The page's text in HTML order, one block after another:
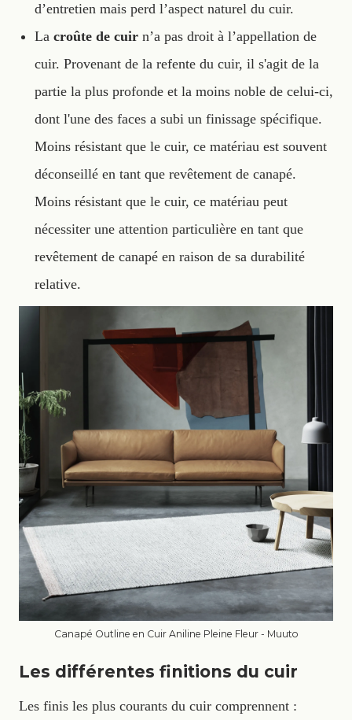
d’entretien mais perd l’aspect naturel du cuir.
La croûte de cuir n’a pas droit à l’appellation de
cuir. Provenant de la refente du cuir, il s'agit de la
partie la plus profonde et la moins noble de celui-ci,
dont l'une des faces a subi un finissage spécifique.
Moins résistant que le cuir, ce matériau est souvent
déconseillé en tant que revêtement de canapé.
Moins résistant que le cuir, ce matériau peut
nécessiter une attention particulière en tant que
revêtement de canapé en raison de sa durabilité
relative.
Canapé Outline en Cuir Aniline Pleine Fleur - Muuto
Les différentes finitions du cuir
Les finis les plus courants du cuir comprennent :